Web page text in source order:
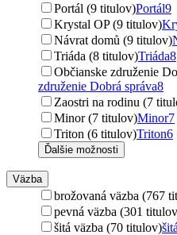
Portál (9 titulov)Portál9
Krystal OP (9 titulov)
Návrat domů (9 titulov)
Triáda (8 titulov)Triáda8
Občianske združenie
združenie Dobrá správa8
Zaostri na rodinu (7
Minor (7 titulov)Minor7
Triton (6 titulov)Triton6
Ďalšie možnosti
Väzba
brožovaná väzba (767
pevná väzba (301
šitá väzba (70 titulov)